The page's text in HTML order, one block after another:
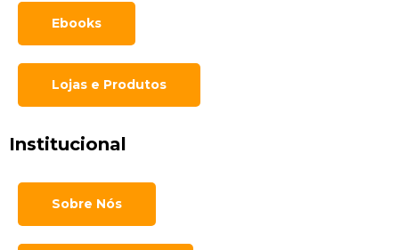
Ebooks
Lojas e Produtos
Institucional
Sobre Nós